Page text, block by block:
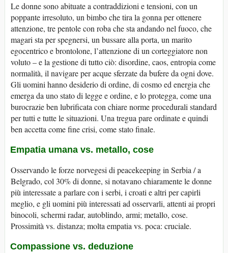
Le donne sono abituate a contraddizioni e tensioni, con un
poppante irresoluto, un bimbo che tira la gonna per ottenere
attenzione, tre pentole con roba che sta andando nel fuoco, che
magari sta per spegnersi, un bussare alla porta, un marito
egocentrico e brontolone, l’attenzione di un corteggiatore non
voluto – e la gestione di tutto ciò: disordine, caos, entropia come
normalità, il navigare per acque sferzate da bufere da ogni dove.
Gli uomini hanno desiderio di ordine, di cosmo ed energia che
emerga da uno stato di legge e ordine, e lo protegga, come una
burocrazie ben lubrificata con chiare norme procedurali standard
per tutti e tutte le situazioni. Una tregua pare ordinate e quindi
ben accetta come fine crisi, come stato finale.
Empatia umana vs. metallo, cose
Osservando le forze norvegesi di peacekeeping in Serbia / a
Belgrado, col 30% di donne, si notavano chiaramente le donne
più interessate a parlare con i serbi, i croati e altri per capirli
meglio, e gli uomini più interessati ad osservarli, attenti ai propri
binocoli, schermi radar, autoblindo, armi; metallo, cose.
Prossimità vs. distanza; molta empatia vs. poca: cruciale.
Compassione vs. deduzione